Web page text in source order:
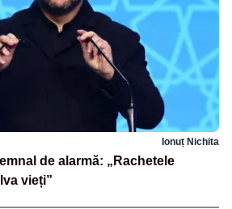
Ionuț Nichita
de alarmă: „Rachetele
vieți”